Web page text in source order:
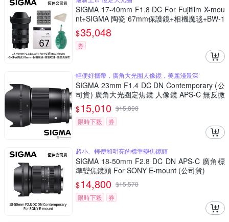
SIGMA 17-40mm F1.8 DC For Fujifilm X-mou
nt+SIGMA 陶瓷 67mm保護鏡+相機魔毯+BW-1
30吹球+3030麂皮清潔布 (公司貨)
$35,048
券
輕便好攜帶，廣角大光圈人像鏡，美麗淺景深
SIGMA 23mm F1.4 DC DN Contemporary (公
司貨) 廣角大光圈定焦鏡 人像鏡 APS-C 無反微
單眼專用鏡頭
$15,010 $15,800
限時下殺
券
超小、輕便和明亮的標準變焦鏡頭
SIGMA 18-50mm F2.8 DC DN APS-C 廣角標
準變焦鏡頭 For SONY E-mount (公司貨)
$14,800 $15,578
限時下殺
券